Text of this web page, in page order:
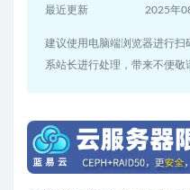
最近更新 2025年
建议使用电脑端浏览器进行
系站长进行处理，带来不便敬